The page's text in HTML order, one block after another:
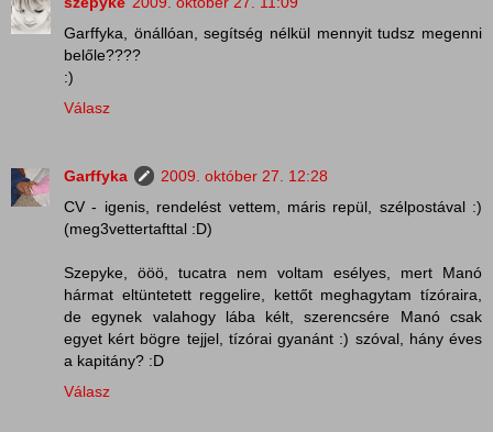
Garffyka, önállóan, segítség nélkül mennyit tudsz megenni
belőle????
:)
Válasz
Garffyka
2009. október 27. 12:28
CV - igenis, rendelést vettem, máris repül, szélpostával :)
(meg3vettertafttal :D)
Szepyke, ööö, tucatra nem voltam esélyes, mert Manó
hármat eltüntetett reggelire, kettőt meghagytam tízóraira,
de egynek valahogy lába kélt, szerencsére Manó csak
egyet kért bögre tejjel, tízórai gyanánt :) szóval, hány éves
a kapitány? :D
Válasz